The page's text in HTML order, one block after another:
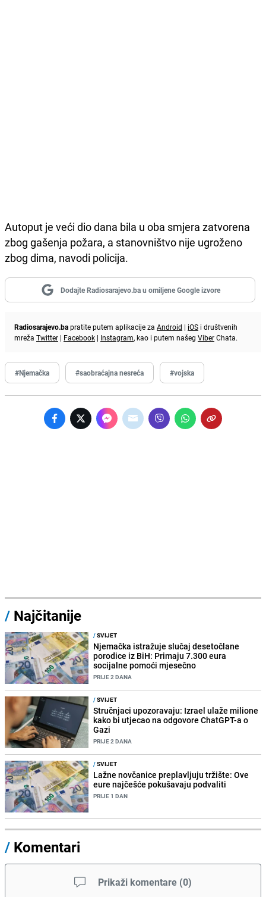
Autoput je veći dio dana bila u oba smjera zatvorena
zbog gašenja požara, a stanovništvo nije ugroženo
zbog dima, navodi policija.
Dodajte Radiosarajevo.ba u omiljene Google izvore
Radiosarajevo.bapratite putem aplikacije za Android | iOS i društvenih
mreža Twitter | Facebook | Instagram, kao i putem našeg ViberChata.
#Njemačka #saobraćajna nesreća #vojska
/ Najčitanije
/SVIJET
Njemačka istražuje slučaj desetočlane
porodice iz BiH: Primaju 7.300 eura
socijalne pomoći mjesečno
PRIJE 2 DANA
/SVIJET
Stručnjaci upozoravaju: Izrael ulaže milione
kako bi utjecao na odgovore ChatGPT-a o
Gazi
PRIJE 2 DANA
/SVIJET
Lažne novčanice preplavljuju tržište: Ove
eure najčešće pokušavaju podvaliti
PRIJE 1 DAN
/ Komentari
Prikaži komentare (0)